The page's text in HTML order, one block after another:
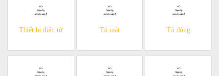
Thiết bị điện tử Tủ mát Tủ đông